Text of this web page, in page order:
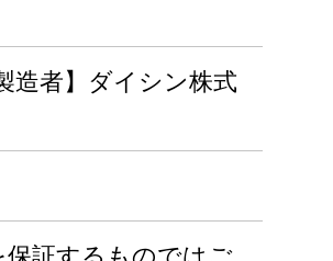
造者】ダイシン株式